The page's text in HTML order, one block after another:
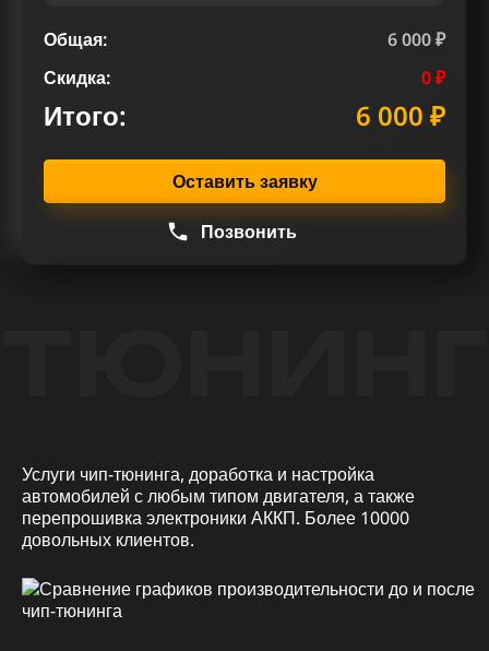
Общая:
6 000 ₽
Скидка:
0 ₽
Итого: 6 000 ₽
Оставить заявку
Позвонить
Услуги чип-тюнинга, доработка и настройка
автомобилей с любым типом двигателя, а также
перепрошивка электроники АККП. Более 10000
довольных клиентов.